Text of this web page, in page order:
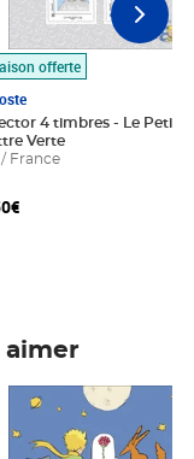
panier
offerte
4 timbres - Le Petit
Verte
France
aimer
7,50€